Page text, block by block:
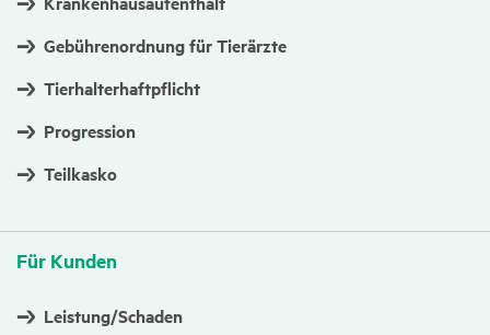
Gebührenordnung für Tierärzte
Tierhalterhaftpflicht
Progression
Teilkasko
Für Kunden
Leistung/Schaden